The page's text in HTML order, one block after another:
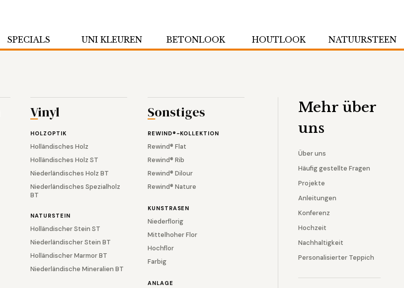
SPECIALS UNI KLEUREN BETONLOOK HOUTLOOK NATUURSTEEN
Vinyl
HOLZOPTIK
Holländisches Holz
Holländisches Holz ST
Niederländisches Holz BT
Niederländisches Spezialholz
BT
NATURSTEIN
Holländischer Stein ST
Niederländischer Stein BT
Holländischer Marmor BT
Niederländische Mineralien BT
Sonstiges
REWIND®-KOLLEKTION
Rewind® Flat
Rewind® Rib
Rewind® Dilour
Rewind® Nature
KUNSTRASEN
Niederflorig
Mittelhoher Flor
Hochflor
Farbig
ANLAGE
Mehr über
uns
Über uns
Häufig gestellte Fragen
Projekte
Anleitungen
Konferenz
Hochzeit
Nachhaltigkeit
Personalisierter Teppich